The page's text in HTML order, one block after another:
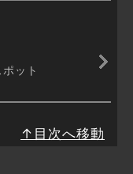
ット
↑目次へ移動